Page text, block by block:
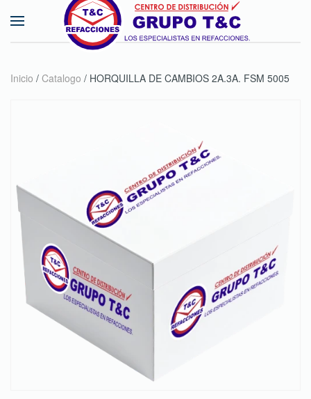
Skip to main content
Inicio / Catalogo / HORQUILLA DE CAMBIOS 2A.3A. FSM 5005